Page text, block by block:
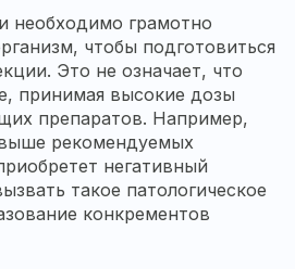
необходимо грамотно
чтобы подготовиться
Это не означает, что
принимая высокие дозы
препаратов. Например,
рекомендуемых
негативный
такое патологическое
конкрементов